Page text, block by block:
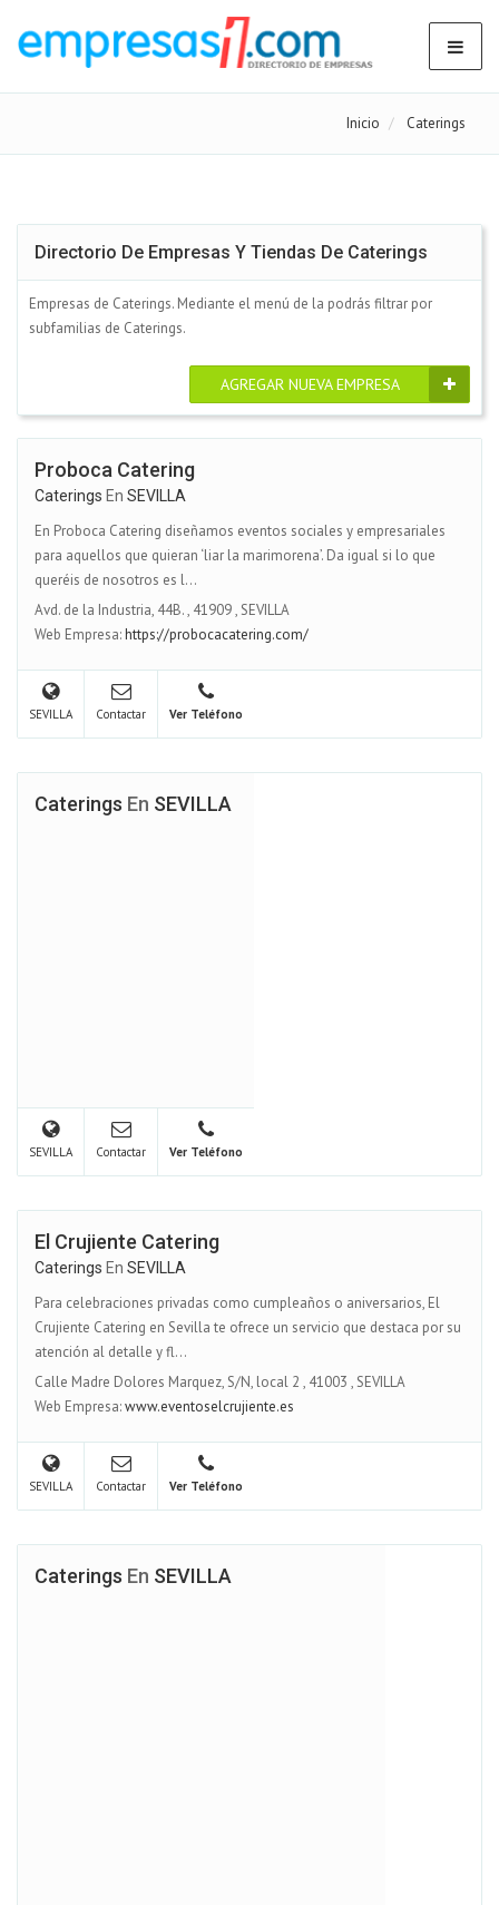
Inicio Caterings
Directorio De Empresas Y Tiendas De Caterings
Empresas de Caterings. Mediante el menú de la podrás filtrar por
subfamilias de Caterings.
AGREGAR NUEVA EMPRESA
Proboca Catering
Caterings En SEVILLA
En Proboca Catering diseñamos eventos sociales y empresariales
para aquellos que quieran ‘liar la marimorena’. Da igual si lo que
queréis de nosotros es l...
Avd. de la Industria, 44B., 41909,SEVILLA
Web Empresa:https://probocacatering.com/
SEVILLA Contactar Ver Teléfono
Caterings En SEVILLA
SEVILLA Contactar Ver Teléfono
El Crujiente Catering
Caterings En SEVILLA
Para celebraciones privadas como cumpleaños o aniversarios, El
Crujiente Catering en Sevilla te ofrece un servicio que destaca por su
atención al detalle y fl...
Calle Madre Dolores Marquez, S/N, local 2 , 41003 ,SEVILLA
Web Empresa:www.eventoselcrujiente.es
SEVILLA Contactar Ver Teléfono
Caterings En SEVILLA